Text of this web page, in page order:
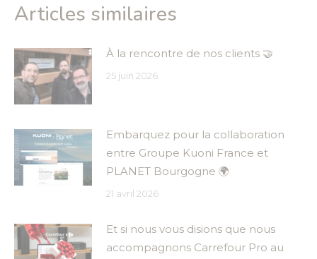
Articles similaires
À la rencontre de nos clients 🤝
25 juin 2026
Embarquez pour la collaboration
entre Groupe Kuoni France et
PLANET Bourgogne 🌍
21 avril 2026
Et si nous vous disions que nous
accompagnons Carrefour Pro au